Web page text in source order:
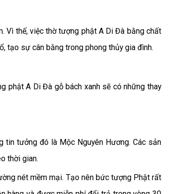
Vì thế, việc thờ tượng phật A Di Đà bằng chất
tạo sự cân bằng trong phong thủy gia đình.
phật A Di Đà gỗ bách xanh sẽ có những thay
tin tưởng đó là Mộc Nguyên Hương. Các sản
thời gian.
nét mềm mại. Tạo nên bức tượng Phật rất